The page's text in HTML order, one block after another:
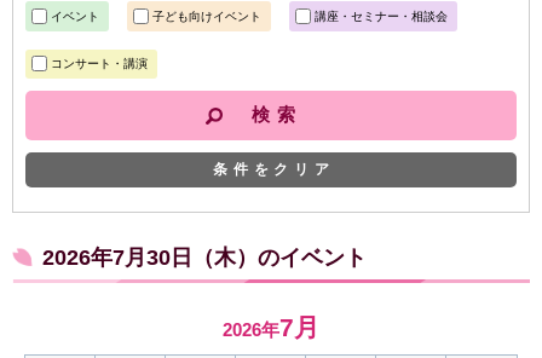
イベント 子ども向けイベント 講座・セミナー・相談会
コンサート・講演
条件をクリア
2026年7月30日（木）のイベント
2026年7月